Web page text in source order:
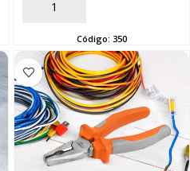
AÑADIR
Código: 350